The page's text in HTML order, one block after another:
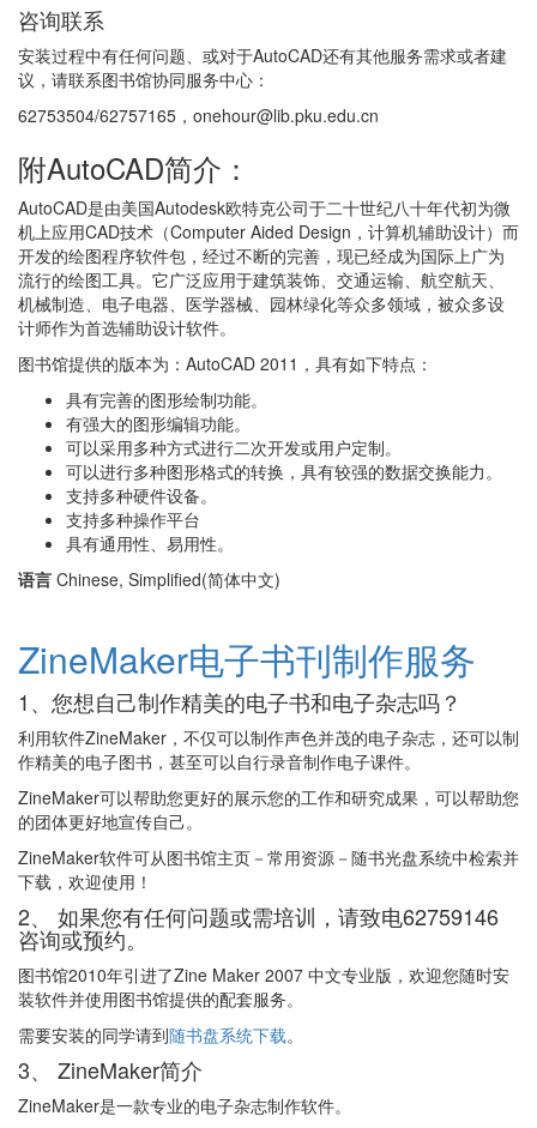
咨询联系
安装过程中有任何问题、或对于AutoCAD还有其他服务需求或者建
议，请联系图书馆协同服务中心：
62753504/62757165，onehour@lib.pku.edu.cn
附AutoCAD简介：
AutoCAD是由美国Autodesk欧特克公司于二十世纪八十年代初为微
机上应用CAD技术（Computer Aided Design，计算机辅助设计）而
开发的绘图程序软件包，经过不断的完善，现已经成为国际上广为
流行的绘图工具。它广泛应用于建筑装饰、交通运输、航空航天、
机械制造、电子电器、医学器械、园林绿化等众多领域，被众多设
计师作为首选辅助设计软件。
图书馆提供的版本为：AutoCAD 2011，具有如下特点：
具有完善的图形绘制功能。
有强大的图形编辑功能。
可以采用多种方式进行二次开发或用户定制。
可以进行多种图形格式的转换，具有较强的数据交换能力。
支持多种硬件设备。
支持多种操作平台
具有通用性、易用性。
语言 Chinese, Simplified(简体中文)
ZineMaker电子书刊制作服务
1、您想自己制作精美的电子书和电子杂志吗？
利用软件ZineMaker，不仅可以制作声色并茂的电子杂志，还可以制
作精美的电子图书，甚至可以自行录音制作电子课件。
ZineMaker可以帮助您更好的展示您的工作和研究成果，可以帮助您
的团体更好地宣传自己。
ZineMaker软件可从图书馆主页－常用资源－随书光盘系统中检索并
下载，欢迎使用！
2、 如果您有任何问题或需培训，请致电62759146
咨询或预约。
图书馆2010年引进了Zine Maker 2007 中文专业版，欢迎您随时安
装软件并使用图书馆提供的配套服务。
需要安装的同学请到随书盘系统下载。
3、 ZineMaker简介
ZineMaker是一款专业的电子杂志制作软件。